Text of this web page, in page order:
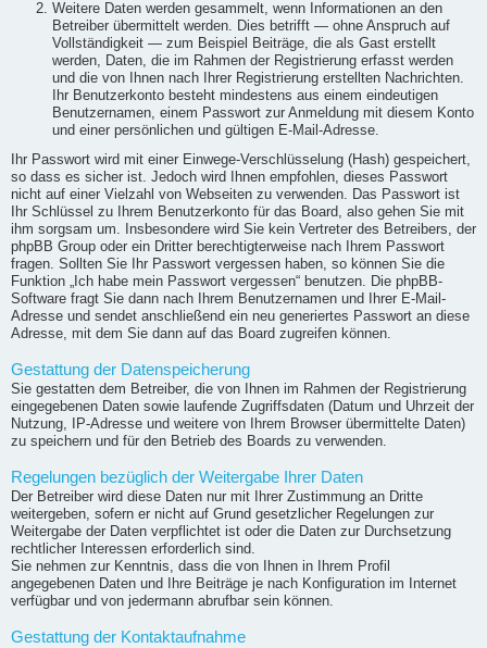
Weitere Daten werden gesammelt, wenn Informationen an den
Betreiber übermittelt werden. Dies betrifft — ohne Anspruch auf
Vollständigkeit — zum Beispiel Beiträge, die als Gast erstellt
werden, Daten, die im Rahmen der Registrierung erfasst werden
und die von Ihnen nach Ihrer Registrierung erstellten Nachrichten.
Ihr Benutzerkonto besteht mindestens aus einem eindeutigen
Benutzernamen, einem Passwort zur Anmeldung mit diesem Konto
und einer persönlichen und gültigen E-Mail-Adresse.
Ihr Passwort wird mit einer Einwege-Verschlüsselung (Hash) gespeichert,
so dass es sicher ist. Jedoch wird Ihnen empfohlen, dieses Passwort
nicht auf einer Vielzahl von Webseiten zu verwenden. Das Passwort ist
Ihr Schlüssel zu Ihrem Benutzerkonto für das Board, also gehen Sie mit
ihm sorgsam um. Insbesondere wird Sie kein Vertreter des Betreibers, der
phpBB Group oder ein Dritter berechtigterweise nach Ihrem Passwort
fragen. Sollten Sie Ihr Passwort vergessen haben, so können Sie die
Funktion „Ich habe mein Passwort vergessen“ benutzen. Die phpBB-
Software fragt Sie dann nach Ihrem Benutzernamen und Ihrer E-Mail-
Adresse und sendet anschließend ein neu generiertes Passwort an diese
Adresse, mit dem Sie dann auf das Board zugreifen können.
Gestattung der Datenspeicherung
Sie gestatten dem Betreiber, die von Ihnen im Rahmen der Registrierung
eingegebenen Daten sowie laufende Zugriffsdaten (Datum und Uhrzeit der
Nutzung, IP-Adresse und weitere von Ihrem Browser übermittelte Daten)
zu speichern und für den Betrieb des Boards zu verwenden.
Regelungen bezüglich der Weitergabe Ihrer Daten
Der Betreiber wird diese Daten nur mit Ihrer Zustimmung an Dritte
weitergeben, sofern er nicht auf Grund gesetzlicher Regelungen zur
Weitergabe der Daten verpflichtet ist oder die Daten zur Durchsetzung
rechtlicher Interessen erforderlich sind.
Sie nehmen zur Kenntnis, dass die von Ihnen in Ihrem Profil
angegebenen Daten und Ihre Beiträge je nach Konfiguration im Internet
verfügbar und von jedermann abrufbar sein können.
Gestattung der Kontaktaufnahme